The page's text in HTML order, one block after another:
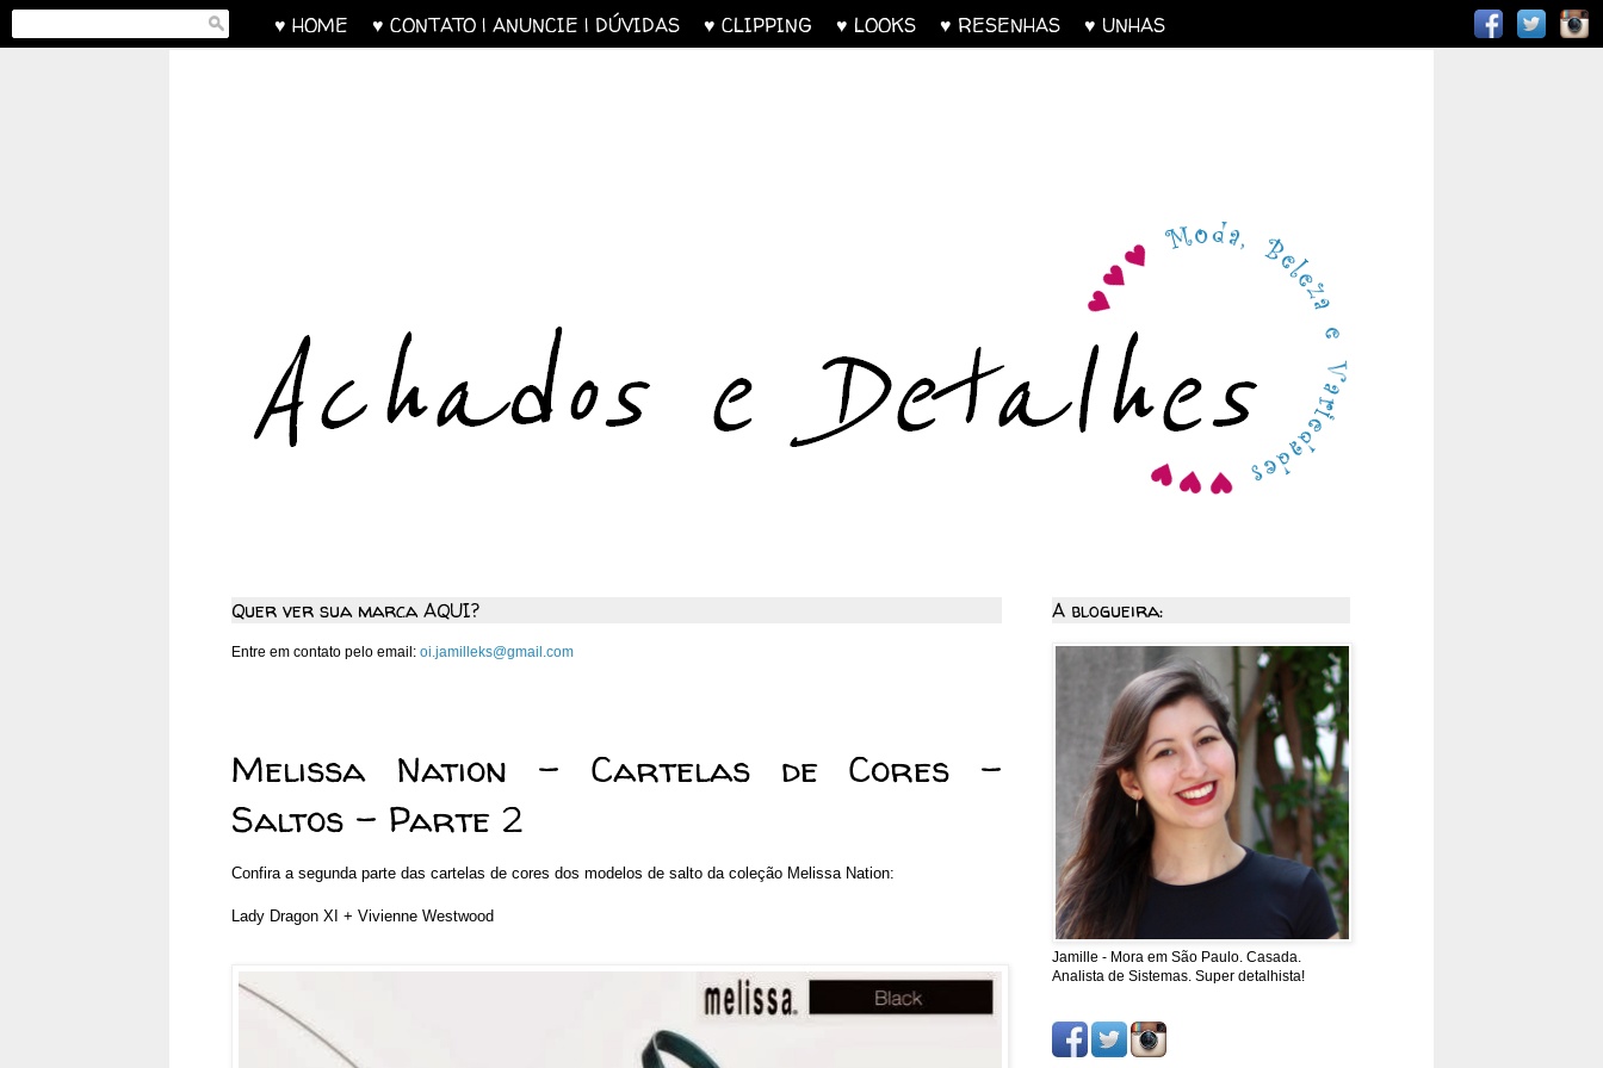
♥ HOME ♥ CONTATO | ANUNCIE | DÚVIDAS ♥ CLIPPING ♥ LOOKS ♥ RESENHAS ♥ UNHAS
Quer ver sua marca AQUI?
Entre em contato pelo email: oi.jamilleks@gmail.com
Melissa Nation - Cartelas de Cores -
Saltos – Parte 2
Confira a segunda parte das cartelas de cores dos modelos de salto da coleção Melissa Nation:
Lady Dragon XI + Vivienne Westwood
A blogueira:
Jamille - Mora em São Paulo. Casada.
Analista de Sistemas. Super detalhista!